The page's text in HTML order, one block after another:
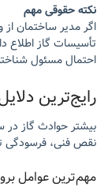
نکته حقوقی مهم
اگر مدیر ساختمان
تأسیسات گاز اطلاع
احتمال مسئول
رایج‌ترین
بیشتر حوادث گاز در
نقص فنی، فرسودگی
مهم‌ترین عوامل